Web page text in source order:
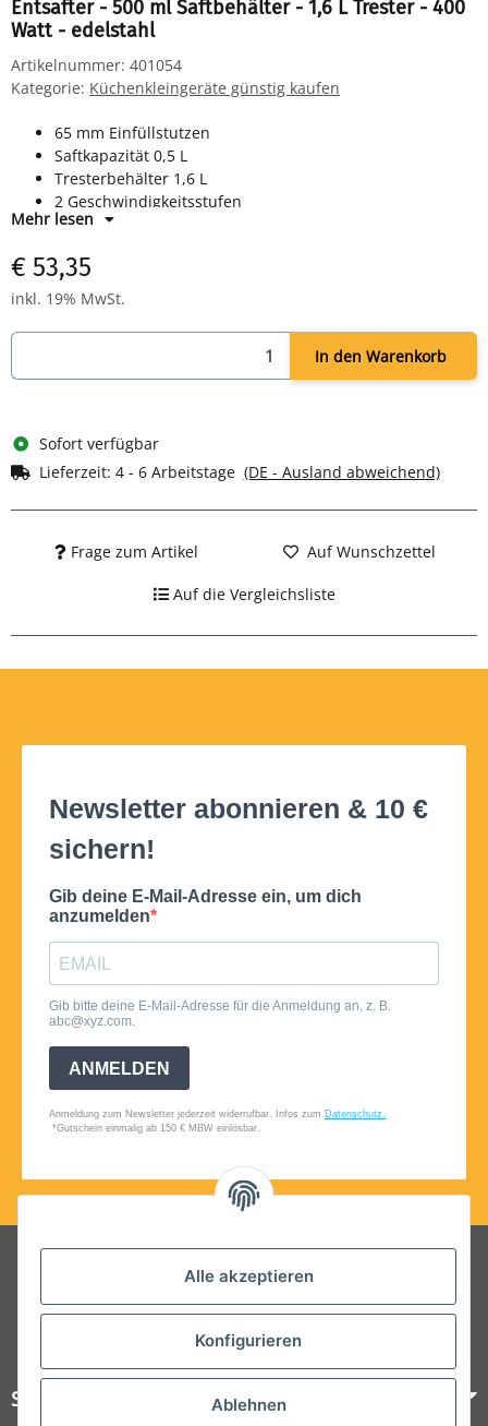
Alle akzeptieren
Konfigurieren
Ablehnen
Entsafter - 500 ml Saftbehälter - 1,6 L Trester - 400
Watt - edelstahl
Artikelnummer: 401054
Kategorie: Küchenkleingeräte günstig kaufen
65 mm Einfüllstutzen
Saftkapazität 0,5 L
Tresterbehälter 1,6 L
2 Geschwindigkeitsstufen
Füllstandsanzeige
Sicherheitsbügel
Leistung: 400 Watt
Farbe: schwarz/edelstahl
Mehr lesen
€ 53,35
inkl. 19% MwSt.
In den Warenkorb
Sofort verfügbar
Lieferzeit: 4 - 6 Arbeitstage (DE - Ausland abweichend)
Frage zum Artikel Auf Wunschzettel
Auf die Vergleichsliste
Folgt uns auf Social Media
Steelboxx